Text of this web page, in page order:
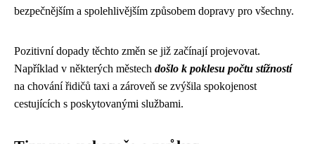
bezpečnějším a spolehlivějším způsobem dopravy pro všechny.
Pozitivní dopady těchto změn se již začínají projevovat.
Například v některých městech došlo k poklesu počtu stížností
na chování řidičů taxi a zároveň se zvýšila spokojenost
cestujících s poskytovanými službami.